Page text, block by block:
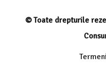
© Toate drepturile